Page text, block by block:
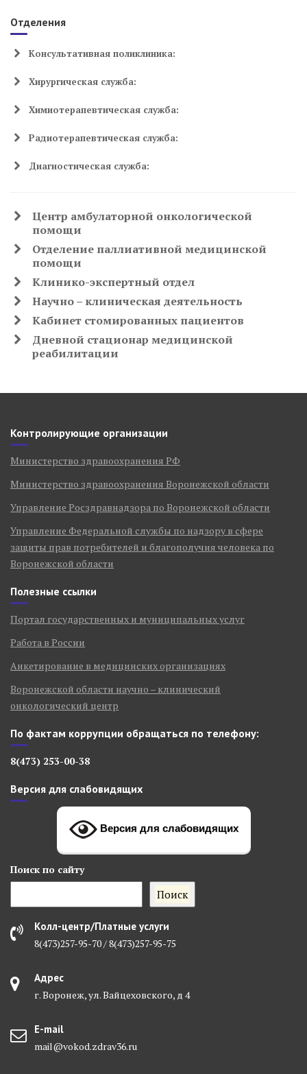
Отделения
Консультативная поликлиника:
Хирургическая служба:
Химиотерапевтическая служба:
Радиотерапевтическая служба:
Диагностическая служба:
Центр амбулаторной онкологической
помощи
Отделение паллиативной медицинской
помощи
Клинико-экспертный отдел
Научно – клиническая деятельность
Кабинет стомированных пациентов
Дневной стационар медицинской
реабилитации
Контролирующие организации
Министерство здравоохранения РФ
Министерство здравоохранения Воронежской области
Управление Росздравнадзора по Воронежской области
Управление Федеральной службы по надзору в сфере
защиты прав потребителей и благополучия человека по
Воронежской области
Полезные ссылки
Портал государственных и муниципальных услуг
Работа в России
Анкетирование в медицинских организациях
Воронежской области научно – клинический
онкологический центр
По фактам коррупции обращаться по телефону:
8(473) 253-00-38
Версия для слабовидящих
Версия для слабовидящих
Поиск по сайту
Поиск
Колл-центр/Платные услуги
8(473)257-95-70 / 8(473)257-95-75
Адрес
г. Воронеж, ул. Вайцеховского, д 4
E-mail
mail@vokod.zdrav36.ru